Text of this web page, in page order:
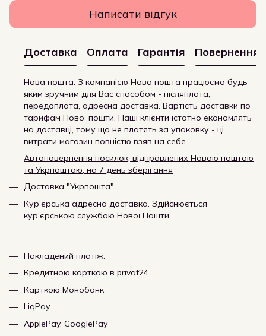
Написати відгук
Доставка Оплата Гарантія Повернення
Нова пошта. З компанією Нова пошта працюємо будь-
яким зручним для Вас способом - післяплата,
передоплата, адресна доставка. Вартість доставки по
тарифам Нової пошти. Наші клієнти істотно економлять
на доставці, тому що не платять за упаковку - ці
витрати магазин повністю взяв на себе
Автоповернення посилок, відправлених Новою поштою
та Укрпоштою, на 7 день зберігання
Доставка "Укрпошта"
Кур'єрська адресна доставка. Здійснюється
кур'єрською службою Нової Пошти.
Накладений платіж.
Кредитною карткою в privat24
Карткою Монобанк
LiqPay
ApplePay, GooglePay